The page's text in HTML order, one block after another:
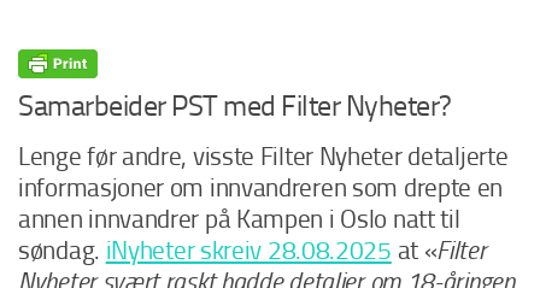
Samarbeider PST med Filter Nyheter?
Lenge før andre, visste Filter Nyheter detaljerte
informasjoner om innvandreren som drepte en
annen innvandrer på Kampen i Oslo natt til
søndag. iNyheter skreiv 28.08.2025 at «Filter
Nyheter svært raskt hadde detaljer om 18-åringen